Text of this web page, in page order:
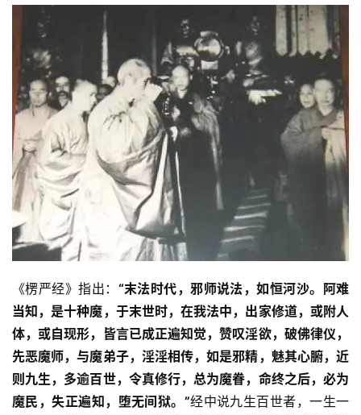
《楞严经》指出： “末法时代，邪师说法，如恒河沙。阿难
当知，是十种魔，于末世时，在我法中，出家修道，或附人
体，或自现形，皆言已成正遍知觉，赞叹淫欲，破佛律仪，
先恶魔师，与魔弟子，淫淫相传，如是邪精，魅其心腑，近
则九生，多逾百世，令真修行，总为魔眷，命终之后，必为
魔民，失正遍知，堕无间狱。”经中说九生百世者，一生一